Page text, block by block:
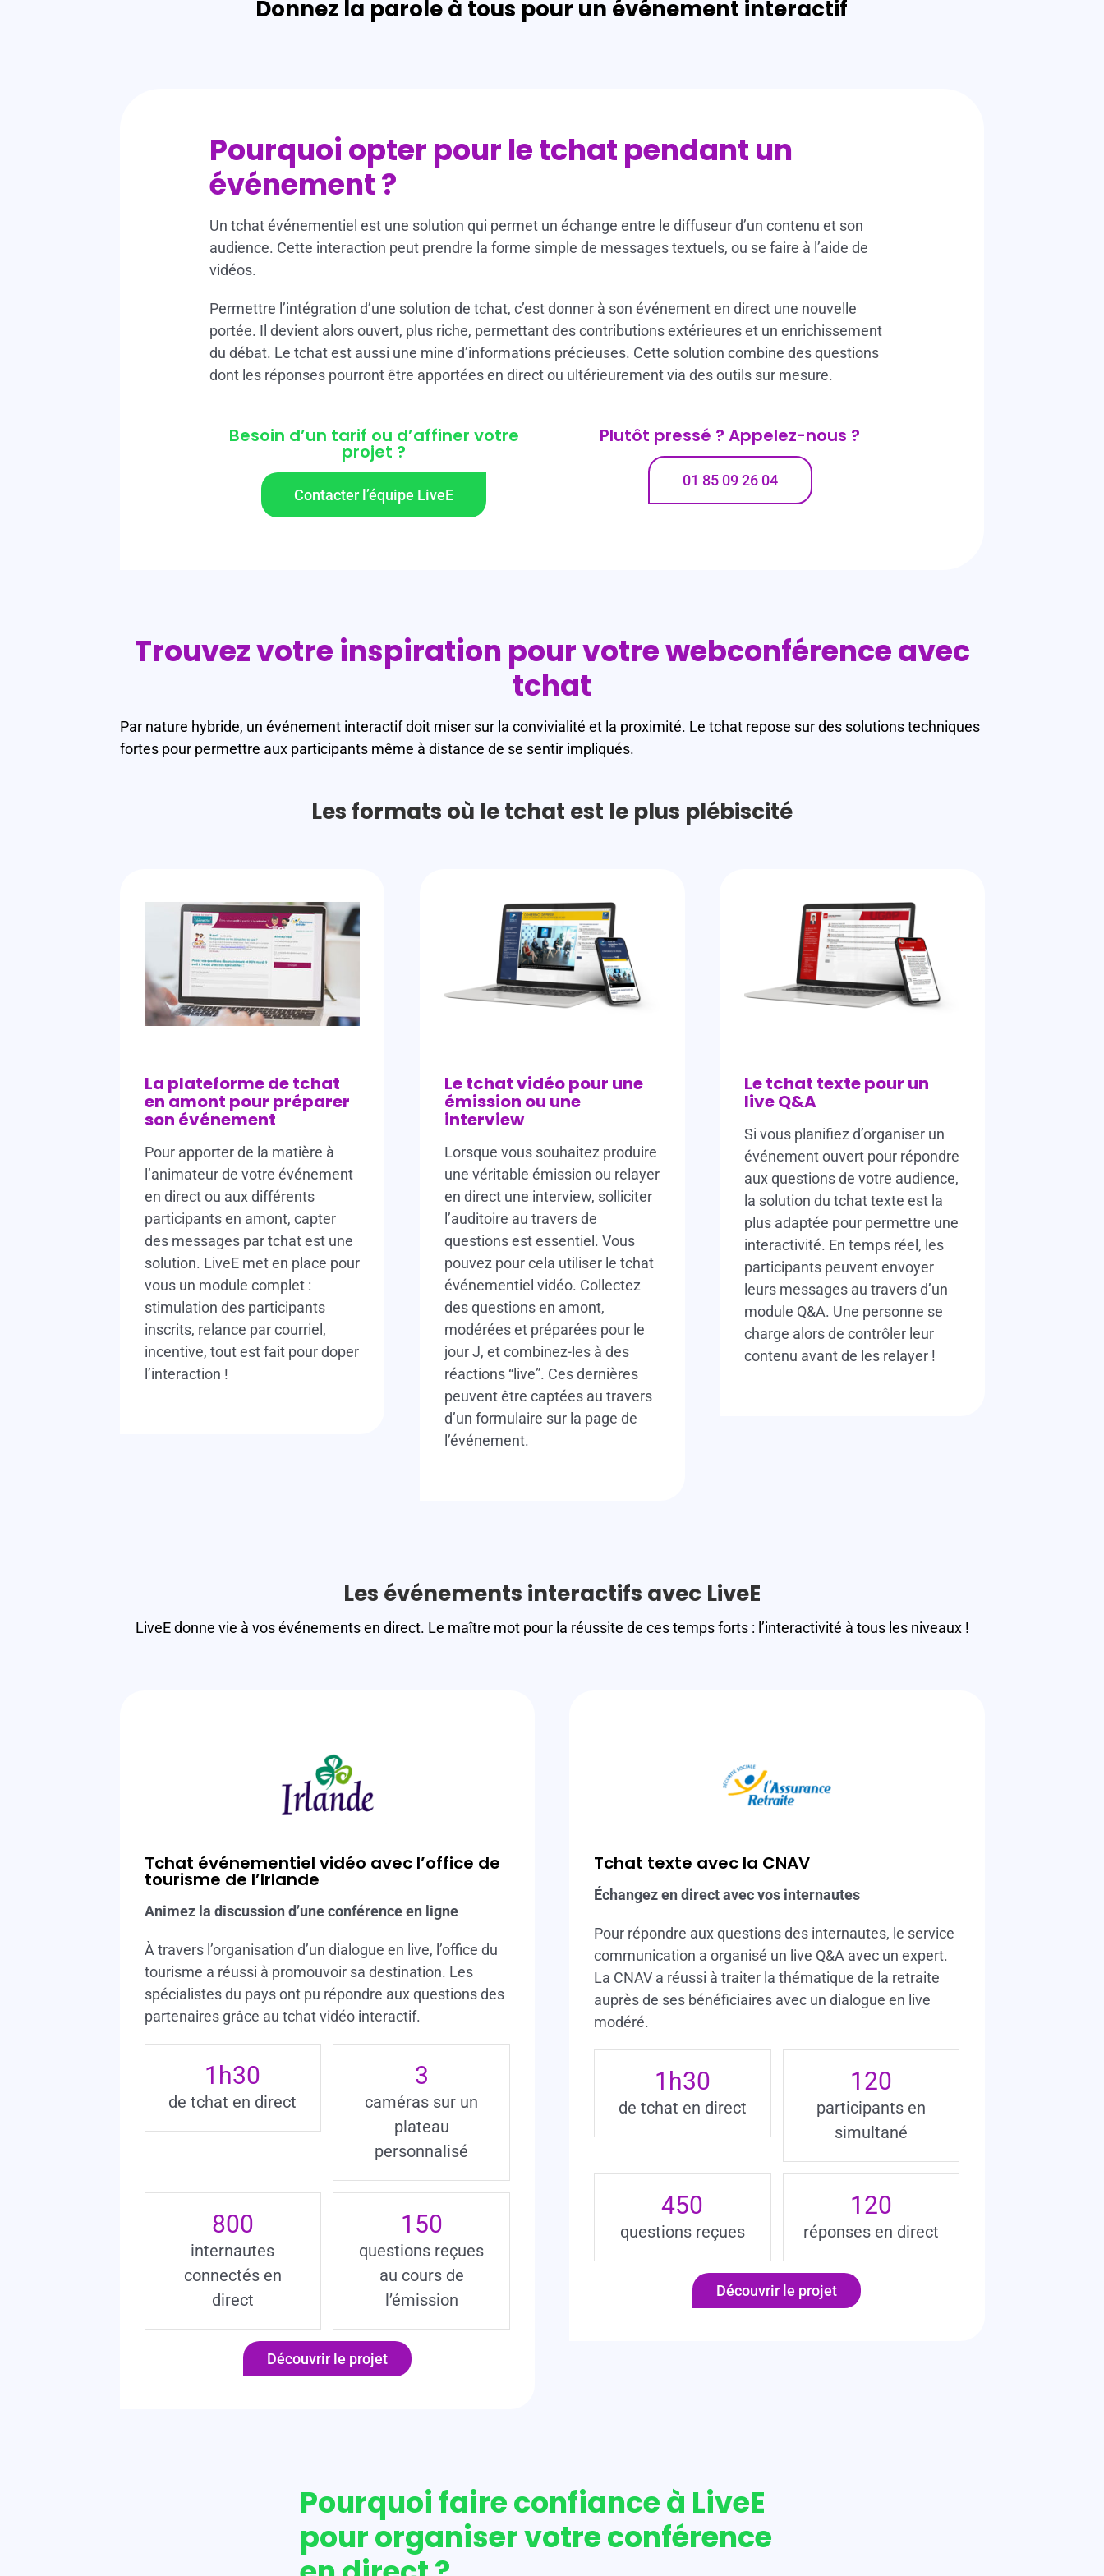
Donnez la parole à tous pour un événement interactif
Pourquoi opter pour le tchat pendant un
événement ?
Un tchat événementiel est une solution qui permet un échange entre le diffuseur d’un contenu et son
audience. Cette interaction peut prendre la forme simple de messages textuels, ou se faire à l’aide de
vidéos.
Permettre l’intégration d’une solution de tchat, c’est donner à son événement en direct une nouvelle
portée. Il devient alors ouvert, plus riche, permettant des contributions extérieures et un enrichissement
du débat. Le tchat est aussi une mine d’informations précieuses. Cette solution combine des questions
dont les réponses pourront être apportées en direct ou ultérieurement via des outils sur mesure.
Besoin d’un tarif ou d’affiner votre
projet ?
Contacter l’équipe LiveE
Plutôt pressé ? Appelez-nous ?
01 85 09 26 04
Trouvez votre inspiration pour votre webconférence avec
tchat
Par nature hybride, un événement interactif doit miser sur la convivialité et la proximité. Le tchat repose sur des solutions techniques
fortes pour permettre aux participants même à distance de se sentir impliqués.
Les formats où le tchat est le plus plébiscité
La plateforme de tchat
en amont pour préparer
son événement
Pour apporter de la matière à
l’animateur de votre événement
en direct ou aux différents
participants en amont, capter
des messages par tchat est une
solution. LiveE met en place pour
vous un module complet :
stimulation des participants
inscrits, relance par courriel,
incentive, tout est fait pour doper
l’interaction !
Le tchat vidéo pour une
émission ou une
interview
Lorsque vous souhaitez produire
une véritable émission ou relayer
en direct une interview, solliciter
l’auditoire au travers de
questions est essentiel. Vous
pouvez pour cela utiliser le tchat
événementiel vidéo. Collectez
des questions en amont,
modérées et préparées pour le
jour J, et combinez-les à des
réactions “live”. Ces dernières
peuvent être captées au travers
d’un formulaire sur la page de
l’événement.
Le tchat texte pour un
live Q&A
Si vous planifiez d’organiser un
événement ouvert pour répondre
aux questions de votre audience,
la solution du tchat texte est la
plus adaptée pour permettre une
interactivité. En temps réel, les
participants peuvent envoyer
leurs messages au travers d’un
module Q&A. Une personne se
charge alors de contrôler leur
contenu avant de les relayer !
Les événements interactifs avec LiveE
LiveE donne vie à vos événements en direct. Le maître mot pour la réussite de ces temps forts : l’interactivité à tous les niveaux !
Tchat événementiel vidéo avec l’office de
tourisme de l’Irlande
Animez la discussion d’une conférence en ligne
À travers l’organisation d’un dialogue en live, l’office du
tourisme a réussi à promouvoir sa destination. Les
spécialistes du pays ont pu répondre aux questions des
partenaires grâce au tchat vidéo interactif.
1 h30
de tchat en direct
3
caméras sur un
plateau
personnalisé
800
internautes
connectés en
direct
150
questions reçues
au cours de
l’émission
Découvrir le projet
Tchat texte avec la CNAV
Échangez en direct avec vos internautes
Pour répondre aux questions des internautes, le service
communication a organisé un live Q&A avec un expert.
La CNAV a réussi à traiter la thématique de la retraite
auprès de ses bénéficiaires avec un dialogue en live
modéré.
1 h30
de tchat en direct
120
participants en
simultané
450
questions reçues
120
réponses en direct
Découvrir le projet
Pourquoi faire confiance à LiveE
pour organiser votre conférence